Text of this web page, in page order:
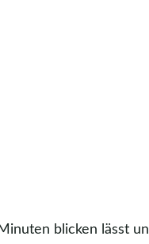
blicken lässt